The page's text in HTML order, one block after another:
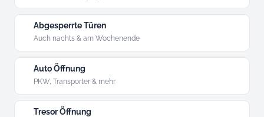
Abgesperrte Türen
Auch nachts & am Wochenende
Auto Öffnung
PKW, Transporter & mehr
Tresor Öffnung